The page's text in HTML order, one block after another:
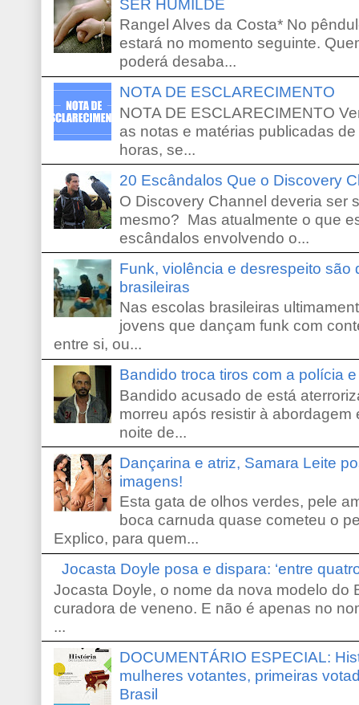
SER HUMILDE
Rangel Alves da Costa* No
estará no momento seguinte.
poderá desaba...
NOTA DE ESCLARECIMENTO
NOTA DE ESCLARECIMENTO
as notas e matérias publicadas
horas, se...
20 Escândalos Que o Discovery
O Discovery Channel deveria ser
mesmo? Mas atualmente o que
escândalos envolvendo o...
Funk, violência e desrespeito são
brasileiras
Nas escolas brasileiras
jovens que dançam funk com
entre si, ou...
Bandido troca tiros com a polícia
Bandido acusado de está
morreu após resistir à
noite de...
Dançarina e atriz, Samara Leite
imagens!
Esta gata de olhos verdes, pele
boca carnuda quase cometeu o
Explico, para quem...
Jocasta Doyle posa e dispara: ‘entre
Jocasta Doyle, o nome da nova modelo do
curadora de veneno. E não é apenas no
...
DOCUMENTÁRIO ESPECIAL:
mulheres votantes, primeiras
Brasil